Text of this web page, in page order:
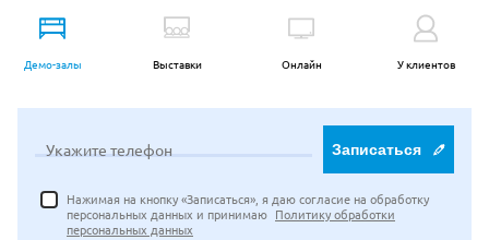
Демо-залы Выставки Онлайн У клиентов
Укажите телефон Записаться
Нажимая на кнопку «Записаться», я даю согласие на обработку
персональных данных и принимаю Политику обработки
персональных данных